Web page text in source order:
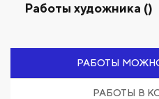
Работы художника ()
РАБОТЫ
РАБОТЫ В